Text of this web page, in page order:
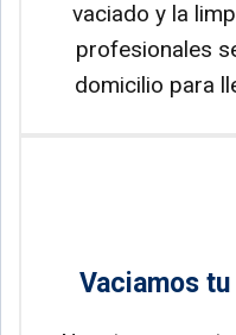
vaciado y la
profesionales
domicilio para
Vaciamos